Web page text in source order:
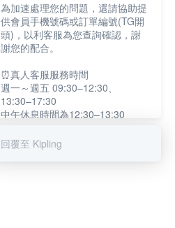
為加速處理您的問題，還請協助提
供會員手機號碼或訂單編號(TG開
頭)，以利客服為您查詢確認，謝
謝您的配合。
⏰真人客服服務時間
週一～週五 09:30–12:30、
13:30–17:30
中午休息時間為12:30–13:30
提醒您：系統會自動已讀訊息，如
回覆至 Kipling